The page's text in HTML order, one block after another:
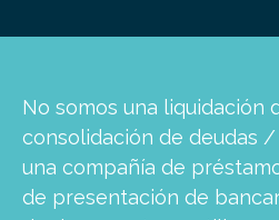
No somos una liquidación
consolidación de deudas
una compañía de
de presentación de